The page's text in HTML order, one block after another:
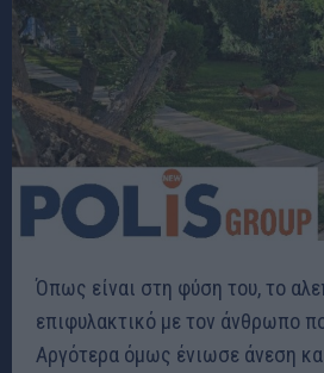
Όπως είναι στη φύση του, το
επιφυλακτικό με τον άνθρωπο
Αργότερα όμως ένιωσε άνεση